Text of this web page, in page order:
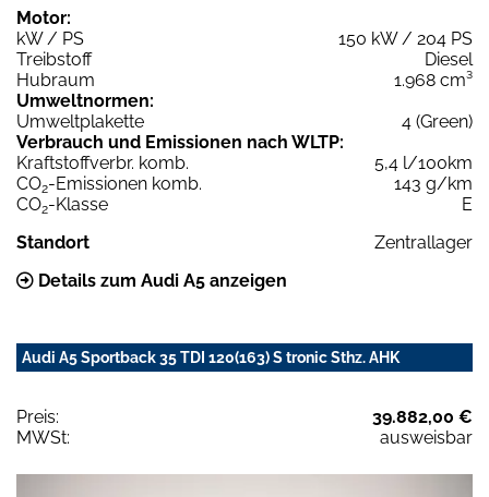
Motor:
kW / PS
150 kW / 204 PS
Treibstoff
Diesel
Hubraum
1.968 cm³
Umweltnormen:
Umweltplakette
4 (Green)
Verbrauch und Emissionen nach WLTP:
Kraftstoffverbr. komb.
5,4 l/100km
CO2-Emissionen komb.
143 g/km
CO2-Klasse
E
Standort
Zentrallager
Details zum Audi A5 anzeigen
Audi A5 Sportback 35 TDI 120(163) S tronic Sthz. AHK
Preis:
39.882,00 €
MWSt:
ausweisbar